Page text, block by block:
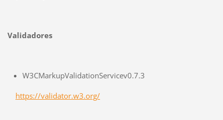
Validadores
W3CMarkupValidationServicev0.7.3
https://validator.w3.org/